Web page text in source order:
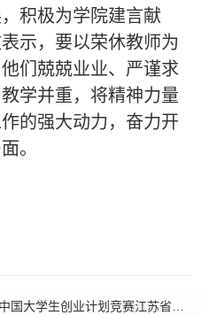
积极为学院建言献
示，要以荣休教师为
们兢兢业业、严谨求
学并重，将精神力量
的强大动力，奋力开
。
国大学生创业计划竞赛江苏省选